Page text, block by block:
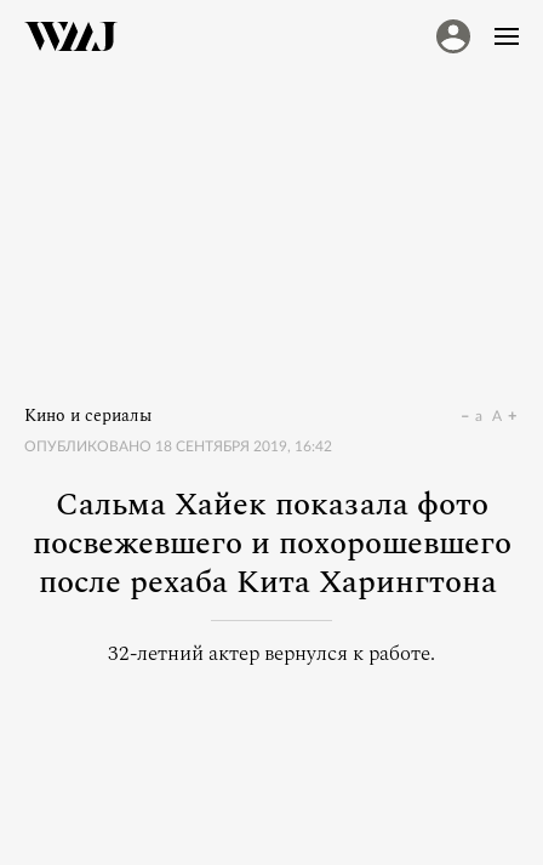
Кино и сериалы
ОПУБЛИКОВАНО 18 СЕНТЯБРЯ 2019, 16:42
a A
Сальма Хайек показала фото
посвежевшего и похорошевшего
после рехаба Кита Харингтона
32-летний актер вернулся к работе.